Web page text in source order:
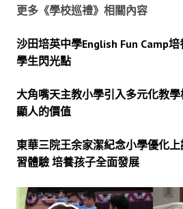
更多《學校巡禮》相關內容
沙田培英中學English Fun Camp
學生閃光點
大角嘴天主教小學引入多元化教
顯人的價值
東華三院王余家潔紀念小學優化
習體驗 培養孩子全面發展